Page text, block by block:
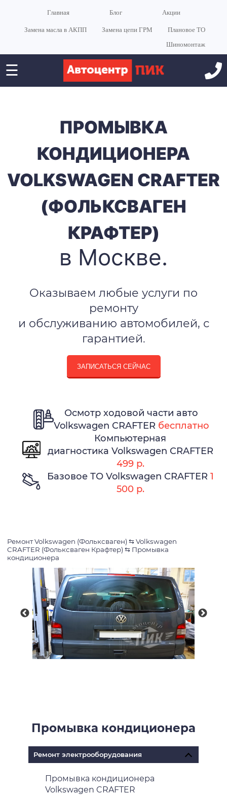
Главная Блог Акции
Замена масла в АКПП Замена цепи ГРМ
Плановое ТО
Шиномонтаж
☰
ПРОМЫВКА
КОНДИЦИОНЕРА
VOLKSWAGEN CRAFTER
(ФОЛЬКСВАГЕН
КРАФТЕР)
в Москве.
Оказываем любые услуги по
ремонту
и обслуживанию автомобилей, с
гарантией.
ЗАПИСАТЬСЯ СЕЙЧАС
Осмотр ходовой части авто
Volkswagen CRAFTER бесплатно
Компьютерная
диагностика Volkswagen CRAFTER
499 р.
Базовое ТО Volkswagen CRAFTER 1
500 р.
Ремонт Volkswagen (Фольксваген) ⇆ Volkswagen
CRAFTER (Фольксваген Крафтер) ⇆ Промывка
кондиционера
Промывка кондиционера
Ремонт электрооборудования
Промывка кондиционера
Volkswagen CRAFTER